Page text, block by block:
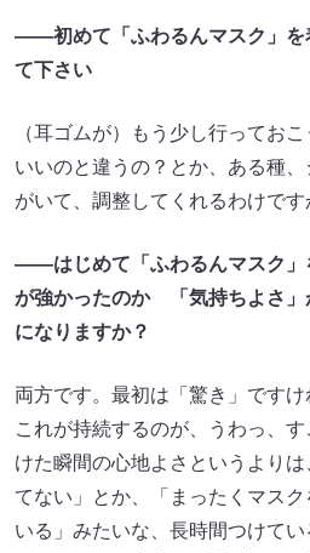
――初めて「ふわるんマスク」を
て下さい
（耳ゴムが）もう少し行ってお
いいのと違うの？とか、ある種
がいて、調整してくれるわけです
――はじめて「ふわるんマスク」
が強かったのか 「気持ちよさ
になりますか？
両方です。最初は「驚き」です
これが持続するのが、うわっ、
けた瞬間の心地よさというより
てない」とか、「まったくマス
いる」みたいな、長時間つけて